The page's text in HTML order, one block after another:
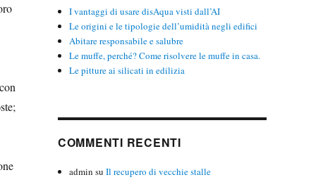
I vantaggi di usare disAqua visti dall’AI
Le origini e le tipologie dell’umidità negli edifici
Abitare responsabile e salubre
Le muffe, perché? Come risolvere le muffe in casa.
Le pitture ai silicati in edilizia
COMMENTI RECENTI
admin suIl recupero di vecchie stalle